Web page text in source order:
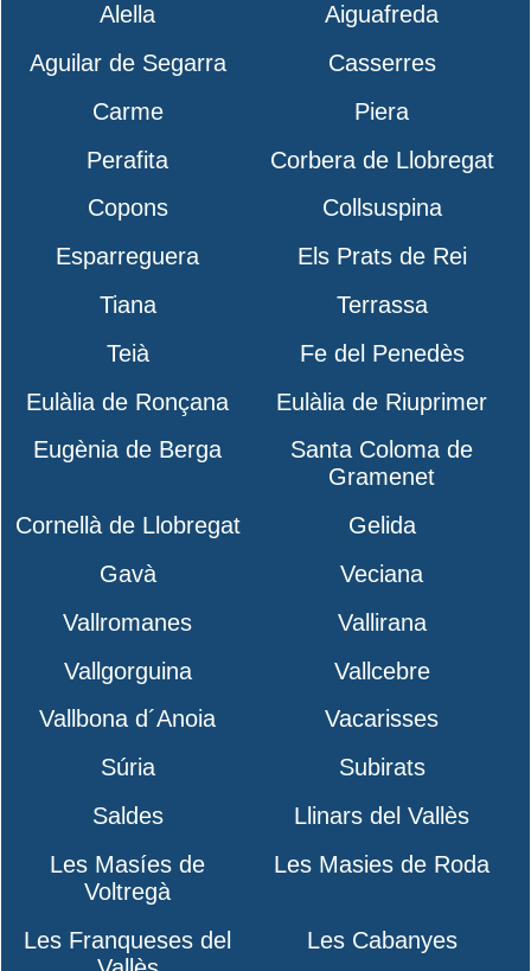
Alella
Aiguafreda
Aguilar de Segarra
Casserres
Carme
Piera
Perafita
Corbera de Llobregat
Copons
Collsuspina
Esparreguera
Els Prats de Rei
Tiana
Terrassa
Teià
Fe del Penedès
Eulàlia de Ronçana
Eulàlia de Riuprimer
Eugènia de Berga
Santa Coloma de
Gramenet
Cornellà de Llobregat
Gelida
Gavà
Veciana
Vallromanes
Vallirana
Vallgorguina
Vallcebre
Vallbona d´Anoia
Vacarisses
Súria
Subirats
Saldes
Llinars del Vallès
Les Masíes de
Voltregà
Les Masies de Roda
Les Franqueses del
Les Cabanyes